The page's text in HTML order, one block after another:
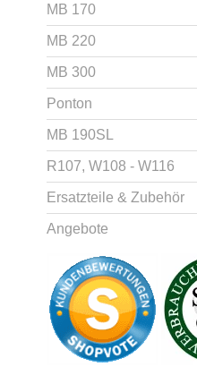
MB 170
MB 220
MB 300
Ponton
MB 190SL
R107, W108 - W116
Ersatzteile & Zubehör
Angebote